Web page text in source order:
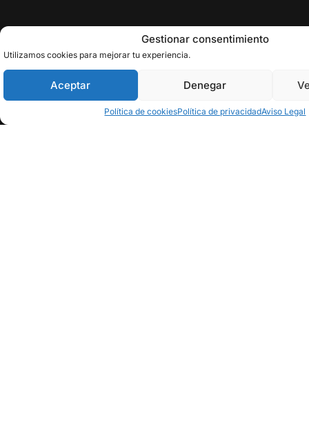
Gestionar consentimiento
Utilizamos cookies para mejorar tu experiencia.
Aceptar Denegar
Política de cookiesPolítica de privacidadAviso Legal